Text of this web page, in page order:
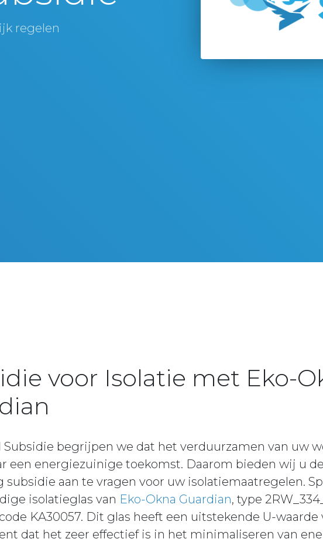
regelen
voor Isolatie met Eko-
Subsidie begrijpen we dat het verduurzamen van uw
een energiezuinige toekomst. Daarom bieden wij u
subsidie aan te vragen voor uw isolatiemaatregelen.
isolatieglas van Eko-Okna Guardian, type
KA30057. Dit glas heeft een uitstekende U-waarde
dat het zeer effectief is in het minimaliseren van